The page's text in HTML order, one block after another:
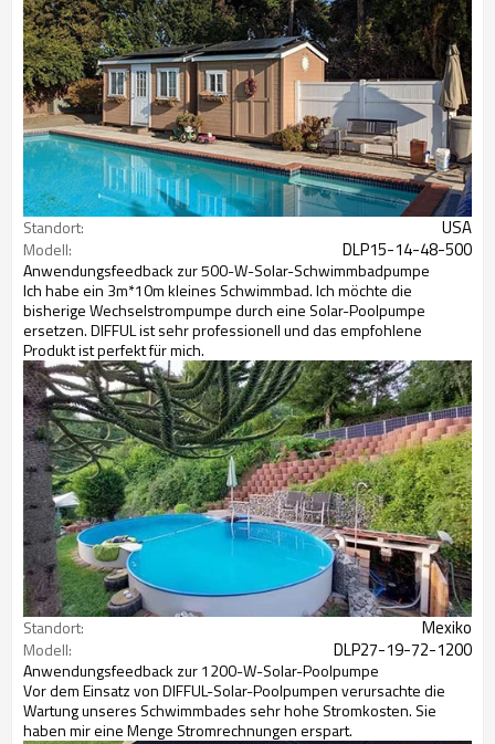
Standort: USA
Modell: DLP15-14-48-500
Anwendungsfeedback zur 500-W-Solar-Schwimmbadpumpe
Ich habe ein 3m*10m kleines Schwimmbad. Ich möchte die
bisherige Wechselstrompumpe durch eine Solar-Poolpumpe
ersetzen. DIFFUL ist sehr professionell und das empfohlene
Produkt ist perfekt für mich.
Standort: Mexiko
Modell: DLP27-19-72-1200
Anwendungsfeedback zur 1200-W-Solar-Poolpumpe
Vor dem Einsatz von DIFFUL-Solar-Poolpumpen verursachte die
Wartung unseres Schwimmbades sehr hohe Stromkosten. Sie
haben mir eine Menge Stromrechnungen erspart.